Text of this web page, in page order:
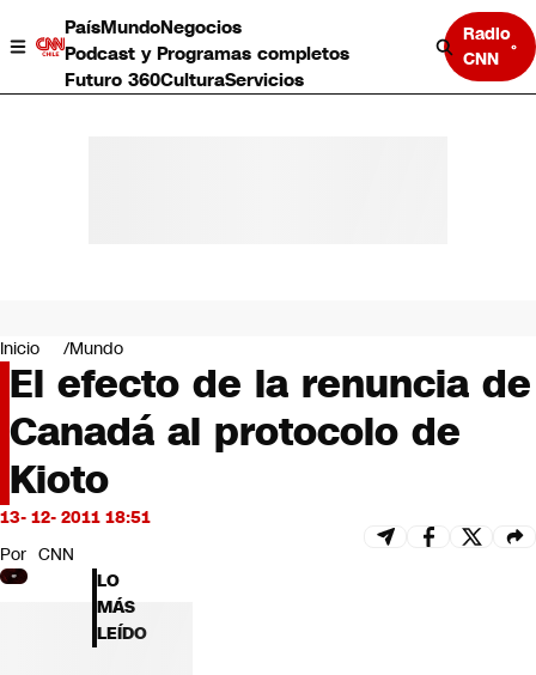
PaísMundoNegocios
Podcast y Programas completos
Futuro 360CulturaServicios
Radio
CNN
Negocios
Deportes
Programas completos
Cultura
Servicios
Bits
CNN tiempo
Futuro 360
Opinión
Inicio Mundo
El efecto de la renuncia de
Canadá al protocolo de
Kioto
13- 12- 2011 18:51
Por CNN
LO
MÁS
LEÍDO